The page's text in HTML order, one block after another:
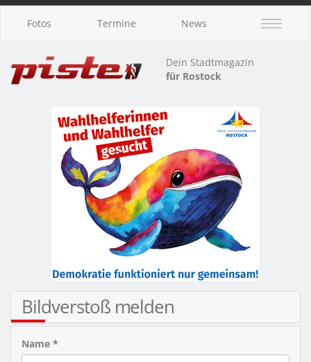
Fotos Termine News
Dein Stadtmagazin
für Rostock
Bildverstoß melden
Name *